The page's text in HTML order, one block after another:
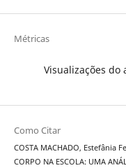
Métricas
Visualizações do
Como Citar
COSTA MACHADO, Estefânia
CORPO NA ESCOLA: UMA